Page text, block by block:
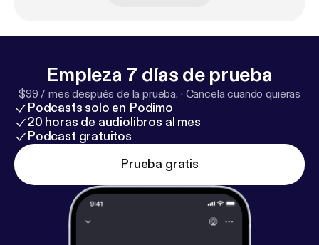
Empieza 7 días de prueba
$99 / mes después de la prueba. · Cancela cuando quieras
Podcasts solo en Podimo
20 horas de audiolibros al mes
Podcast gratuitos
Prueba gratis